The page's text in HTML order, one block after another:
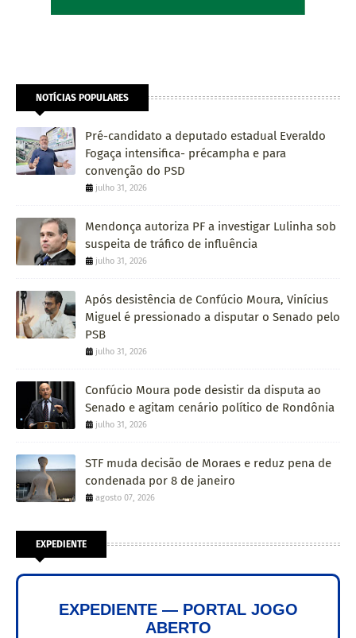
NOTÍCIAS POPULARES
Pré-candidato a deputado estadual Everaldo
Fogaça intensifica- précampha e para
convenção do PSD
julho 31, 2026
Mendonça autoriza PF a investigar Lulinha sob
suspeita de tráfico de influência
julho 31, 2026
Após desistência de Confúcio Moura, Vinícius
Miguel é pressionado a disputar o Senado pelo
PSB
julho 31, 2026
Confúcio Moura pode desistir da disputa ao
Senado e agitam cenário político de Rondônia
julho 31, 2026
STF muda decisão de Moraes e reduz pena de
condenada por 8 de janeiro
agosto 07, 2026
EXPEDIENTE
EXPEDIENTE — PORTAL JOGO
ABERTO